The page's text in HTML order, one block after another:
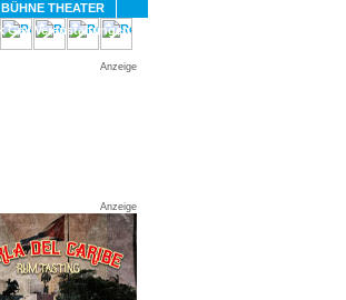
BÜHNE THEATER
GAY
Anzeige
Anzeige